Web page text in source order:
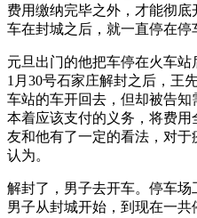
费用缴纳完毕之外，才能彻
车在封城之后，就一直停在停
元旦出门的他把车停在火车
1月30号石家庄解封之后，王
车站的车开回去，但却被告知
本着应该支付的义务，将费
友和他有了一定的看法，对
认为。
解封了，男子去开车。停车场
男子从封城开始，到现在一共